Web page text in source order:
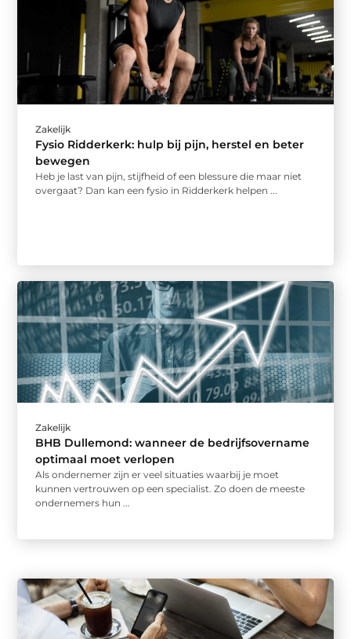
Zakelijk
Fysio Ridderkerk: hulp bij pijn, herstel en beter
bewegen
Heb je last van pijn, stijfheid of een blessure die maar niet
overgaat? Dan kan een fysio in Ridderkerk helpen ...
Zakelijk
BHB Dullemond: wanneer de bedrijfsovername
optimaal moet verlopen
Als ondernemer zijn er veel situaties waarbij je moet
kunnen vertrouwen op een specialist. Zo doen de meeste
ondernemers hun ...